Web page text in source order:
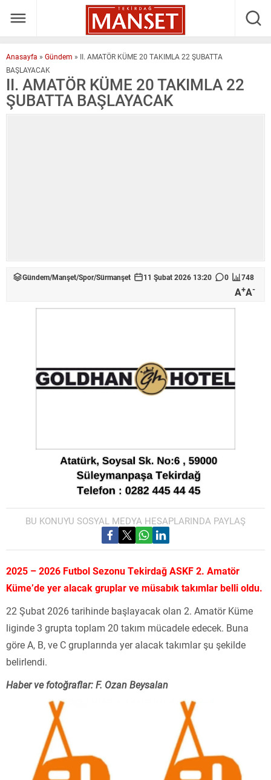
Anasayfa » Gündem » II. AMATÖR KÜME 20 TAKIMLA 22 ŞUBATTA
BAŞLAYACAK
II. AMATÖR KÜME 20 TAKIMLA 22
ŞUBATTA BAŞLAYACAK
Gündem/Manşet/Spor/Sürmanşet 11 Şubat 2026 13:20 0 748
A+A-
BU KONUYU SOSYAL MEDYA HESAPLARINDA PAYLAŞ
2025 – 2026 Futbol Sezonu Tekirdağ ASKF 2. Amatör
Küme’de yer alacak gruplar ve müsabık takımlar belli oldu.
22 Şubat 2026 tarihinde başlayacak olan 2. Amatör Küme
liginde 3 grupta toplam 20 takım mücadele edecek. Buna
göre A, B, ve C gruplarında yer alacak takımlar şu şekilde
belirlendi.
Haber ve fotoğraflar: F. Ozan Beysalan